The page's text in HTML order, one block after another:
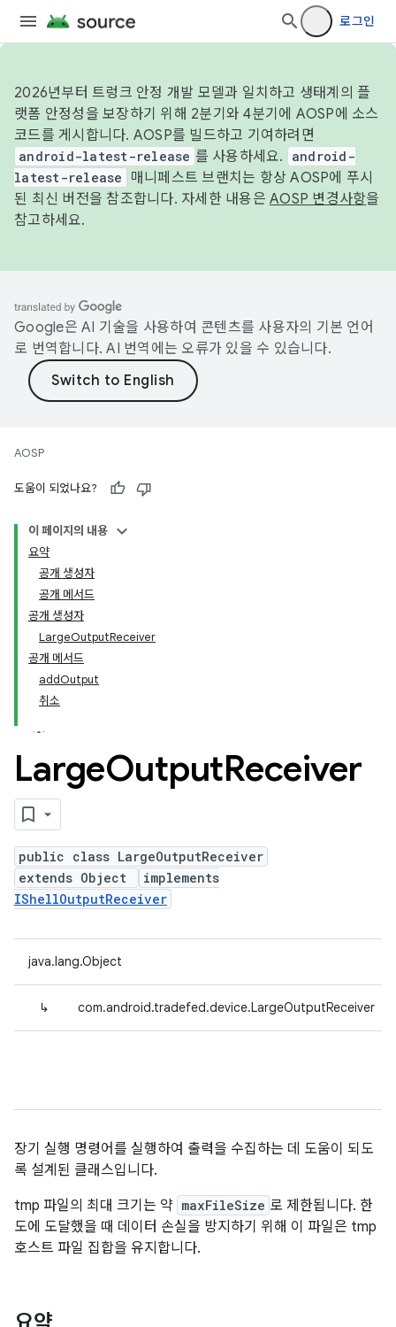
로그인
2026년부터 트렁크 안정 개발 모델과 일치하고 생태계의 플
랫폼 안정성을 보장하기 위해 2분기와 4분기에 AOSP에 소스
코드를 게시합니다. AOSP를 빌드하고 기여하려면
android-latest-release 를 사용하세요.
android-
latest-release
매니페스트 브랜치는 항상 AOSP에 푸시
된 최신 버전을 참조합니다. 자세한 내용은 AOSP 변경사항을
참고하세요.
Google은 AI 기술을 사용하여 콘텐츠를 사용자의 기본 언어
로 번역합니다. AI 번역에는 오류가 있을 수 있습니다.
AOSP
도움이 되었나요?
이 페이지의 내용
요약
공개 생성자
공개 메서드
공개 생성자
LargeOutputReceiver
공개 메서드
addOutput
취소
LargeOutputReceiver
public class LargeOutputReceiver
extends Object
implements
IShellOutputReceiver
java.lang.Object
↳ com.android.tradefed.device.LargeOutputReceiver
장기 실행 명령어를 실행하여 출력을 수집하는 데 도움이 되도
록 설계된 클래스입니다.
tmp 파일의 최대 크기는 약 maxFileSize 로 제한됩니다. 한
도에 도달했을 때 데이터 손실을 방지하기 위해 이 파일은 tmp
호스트 파일 집합을 유지합니다.